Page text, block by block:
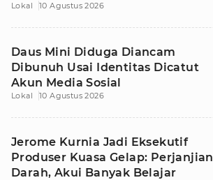
Lokal 10 Agustus 2026
Daus Mini Diduga Diancam
Dibunuh Usai Identitas Dicatut
Akun Media Sosial
Lokal 10 Agustus 2026
Jerome Kurnia Jadi Eksekutif
Produser Kuasa Gelap: Perjanjian
Darah, Akui Banyak Belajar